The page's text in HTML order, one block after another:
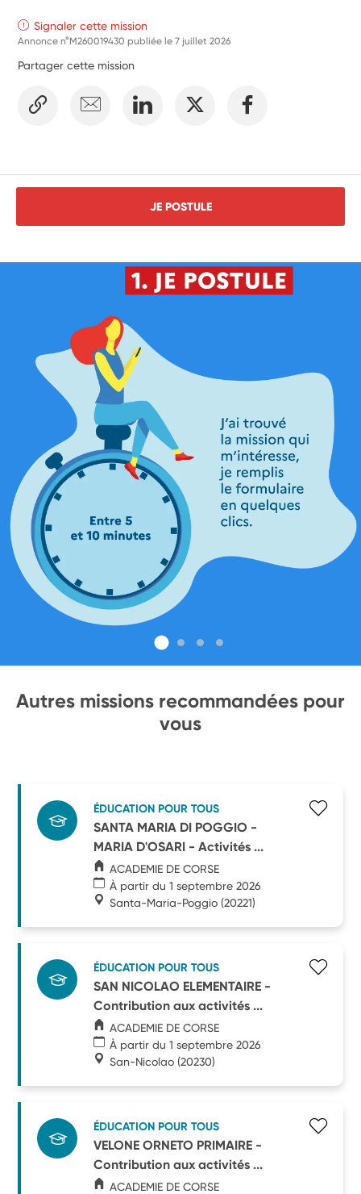
Signaler cette mission
Annonce n°M260019430 publiée le7 juillet 2026
Partager cette mission
JE POSTULE
Autres missions recommandées pour
vous
ÉDUCATION POUR TOUS
SANTA MARIA DI POGGIO -
MARIA D'OSARI - Activités ...
ACADEMIE DE CORSE
À partir du 1 septembre 2026
Santa-Maria-Poggio (20221)
ÉDUCATION POUR TOUS
SAN NICOLAO ELEMENTAIRE -
Contribution aux activités ...
ACADEMIE DE CORSE
À partir du 1 septembre 2026
San-Nicolao (20230)
ÉDUCATION POUR TOUS
VELONE ORNETO PRIMAIRE -
Contribution aux activités ...
ACADEMIE DE CORSE